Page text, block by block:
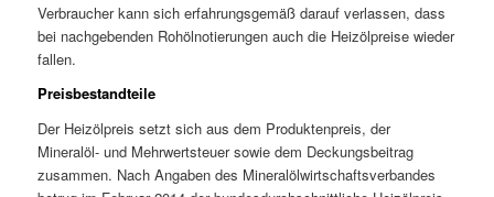
Verbraucher kann sich erfahrungsgemäß darauf verlassen, dass
bei nachgebenden Rohölnotierungen auch die Heizölpreise wieder
fallen.
Preisbestandteile
Der Heizölpreis setzt sich aus dem Produktenpreis, der
Mineralöl- und Mehrwertsteuer sowie dem Deckungsbeitrag
zusammen. Nach Angaben des Mineralölwirtschaftsverbandes